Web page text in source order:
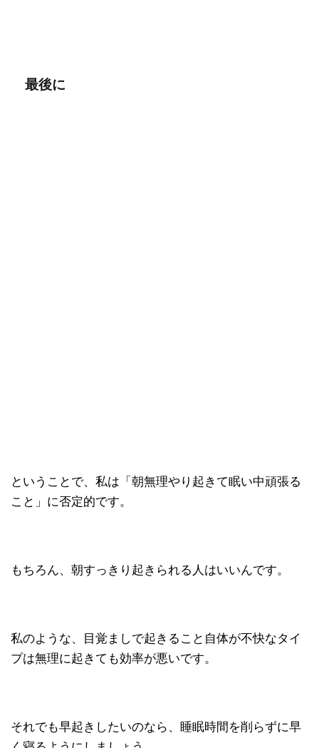
最後に
ということで、私は「朝無理やり起きて眠い中頑張る
こと」に否定的です。
もちろん、朝すっきり起きられる人はいいんです。
私のような、目覚ましで起きること自体が不快なタイ
プは無理に起きても効率が悪いです。
それでも早起きしたいのなら、睡眠時間を削らずに早